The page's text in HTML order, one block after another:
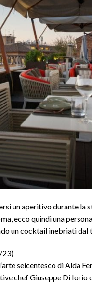
un aperitivo durante la
ecco quindi una
un cocktail inebriati dal
23)
seicentesco di Alda
chef Giuseppe Di